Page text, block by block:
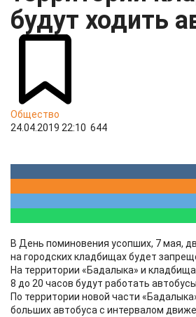
будут ходить
Общество
24.04.2019 22:10 644
В День поминовения усопших, 7 мая,
на городских кладбищах будет
На территории «Бадалыка» и
8 до 20 часов будут работать автобусы.
По территории новой части
больших автобуса с интервалом